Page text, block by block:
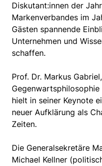
Diskutant:innen der
Markenverbandes im
Gästen spannende
Unternehmen und
schaffen.
Prof. Dr. Markus
hielt in seiner Keynote
neuer Aufklärung als
Zeiten.
Die Generalsekretäre
Michael Kellner